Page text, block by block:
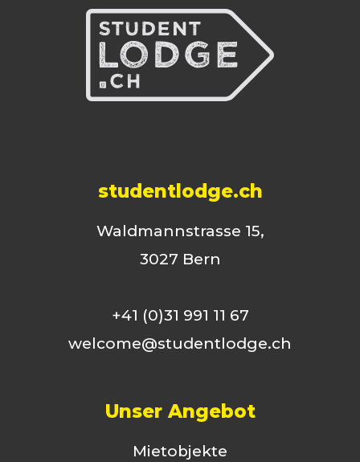
studentlodge.ch
Waldmannstrasse 15,
3027 Bern
+41 (0)31 991 11 67
welcome@studentlodge.ch
Unser Angebot
Mietobjekte